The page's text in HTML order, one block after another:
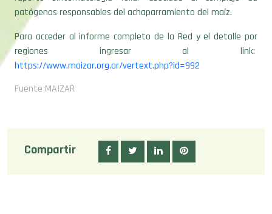
Para acceder al informe completo de la Red y el detalle por
regiones ingresar al link:
https://www.maizar.org.ar/vertext.php?id=992
Fuente MAIZAR
Compartir